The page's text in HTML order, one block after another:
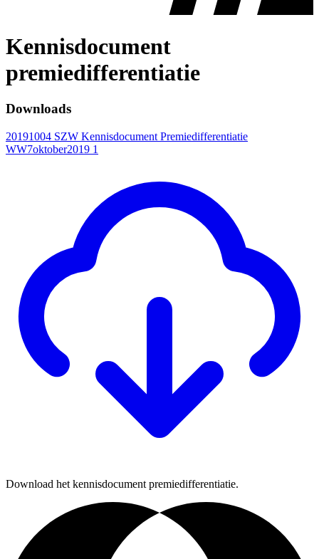
Kennisdocument
premiedifferentiatie
Downloads
20191004 SZW Kennisdocument Premiedifferentiatie
WW7oktober2019 1
Download het kennisdocument premiedifferentiatie.